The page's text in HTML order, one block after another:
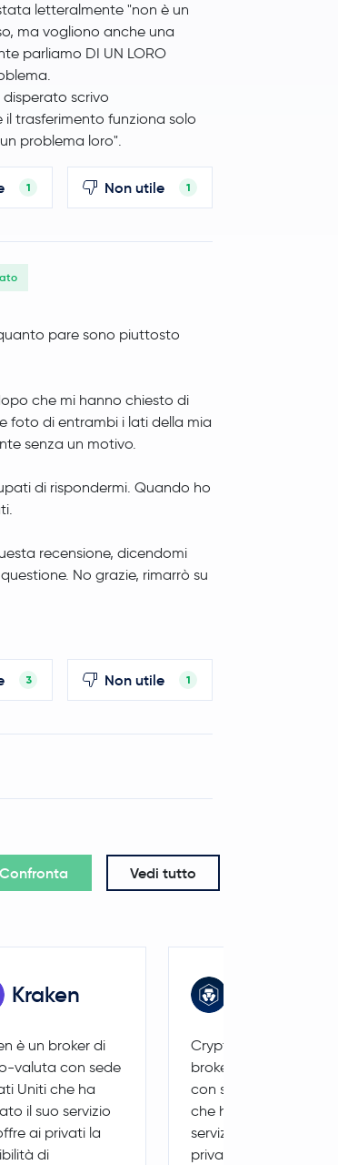
letteralmente "non è un
ma vogliono anche una
parliamo DI UN LORO
disperato scrivo
trasferimento funziona solo
problema loro".
1 Non utile 1
pare sono piuttosto
che mi hanno chiesto di
foto di entrambi i lati della mia
senza un motivo.
di rispondermi. Quando ho
recensione, dicendomi
No grazie, rimarrò su
3 Non utile 1
Confronta Vedi tutto
Kraken
è un broker di
valuta con sede
Uniti che ha
il suo servizio
ai privati la
di
Crypto.com è un
broker di cripto-
con sede in Singapore
che ha lanciato il suo
servizio in e offre ai
privati la possibilità di